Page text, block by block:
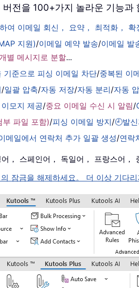
전을 100+가지 놀라운 기능과
여 이메일 회신， 요약， 최적화，
지원)/이메일 예약 발송/이메일 발
별 메시지로 분할...
기준으로 피싱 이메일 차단/중복된 이
/일괄 압축/자동 저장/자동 분리/자동
모지 제공/중요 이메일 수신 시 알림/
부 파일 포함)/피싱 이메일 방지/🕘발
메일에서 연락처 추가 일괄 생성/연락
， 스페인어， 독일어， 프랑스어，
잠금을 해제하세요。 더 이상 기다